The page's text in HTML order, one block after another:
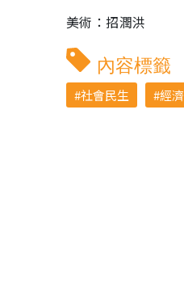
美術：招潤洪
內容標籤
社會民生 經濟